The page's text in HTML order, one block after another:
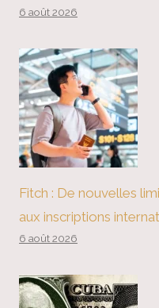
6 août 2026
Fitch : De nouvelles
aux inscriptions
6 août 2026